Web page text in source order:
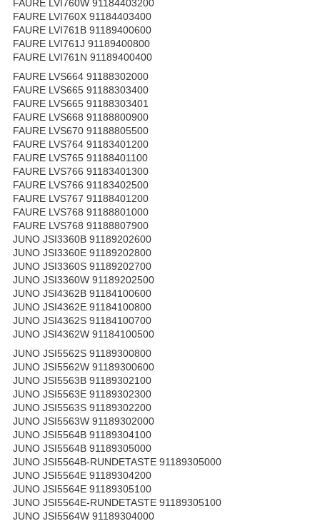
FAURE LVI760W 91184403200
FAURE LVI760X 91184403400
FAURE LVI761B 91189400600
FAURE LVI761J 91189400800
FAURE LVI761N 91189400400
FAURE LVS664 91188302000
FAURE LVS665 91188303400
FAURE LVS665 91188303401
FAURE LVS668 91188800900
FAURE LVS670 91188805500
FAURE LVS764 91183401200
FAURE LVS765 91188401100
FAURE LVS766 91183401300
FAURE LVS766 91183402500
FAURE LVS767 91188401200
FAURE LVS768 91188801000
FAURE LVS768 91188807900
JUNO JSI3360B 91189202600
JUNO JSI3360E 91189202800
JUNO JSI3360S 91189202700
JUNO JSI3360W 91189202500
JUNO JSI4362B 91184100600
JUNO JSI4362E 91184100800
JUNO JSI4362S 91184100700
JUNO JSI4362W 91184100500
JUNO JSI5562S 91189300800
JUNO JSI5562W 91189300600
JUNO JSI5563B 91189302100
JUNO JSI5563E 91189302300
JUNO JSI5563S 91189302200
JUNO JSI5563W 91189302000
JUNO JSI5564B 91189304100
JUNO JSI5564B 91189305000
JUNO JSI5564B-RUNDETASTE 91189305000
JUNO JSI5564E 91189304200
JUNO JSI5564E 91189305100
JUNO JSI5564E-RUNDETASTE 91189305100
JUNO JSI5564W 91189304000